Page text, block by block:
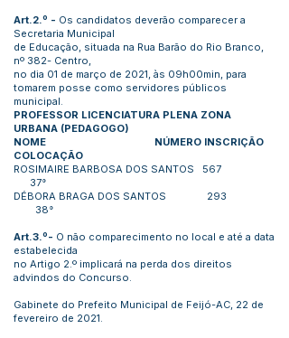
Art.2.º - Os candidatos deverão comparecer a
Secretaria Municipal
de Educação, situada na Rua Barão do Rio Branco,
nº 382- Centro,
no dia 01 de março de 2021, às 09h00min, para
tomarem posse como servidores públicos
municipal.
PROFESSOR LICENCIATURA PLENA ZONA
URBANA (PEDAGOGO)
NOME NÚMERO INSCRIÇÃO
COLOCAÇÃO
ROSIMAIRE BARBOSA DOS SANTOS 567
37°
DÉBORA BRAGA DOS SANTOS 293
38°
Art.3.º- O não comparecimento no local e até a data
estabelecida
no Artigo 2.º implicará na perda dos direitos
advindos do Concurso.
Gabinete do Prefeito Municipal de Feijó-AC, 22 de
fevereiro de 2021.